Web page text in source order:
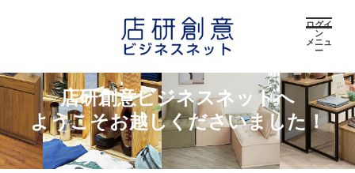
ログイ
ン
メニュ
ー
店研創意ビジネスネットへ
ようこそお越しくださいました！